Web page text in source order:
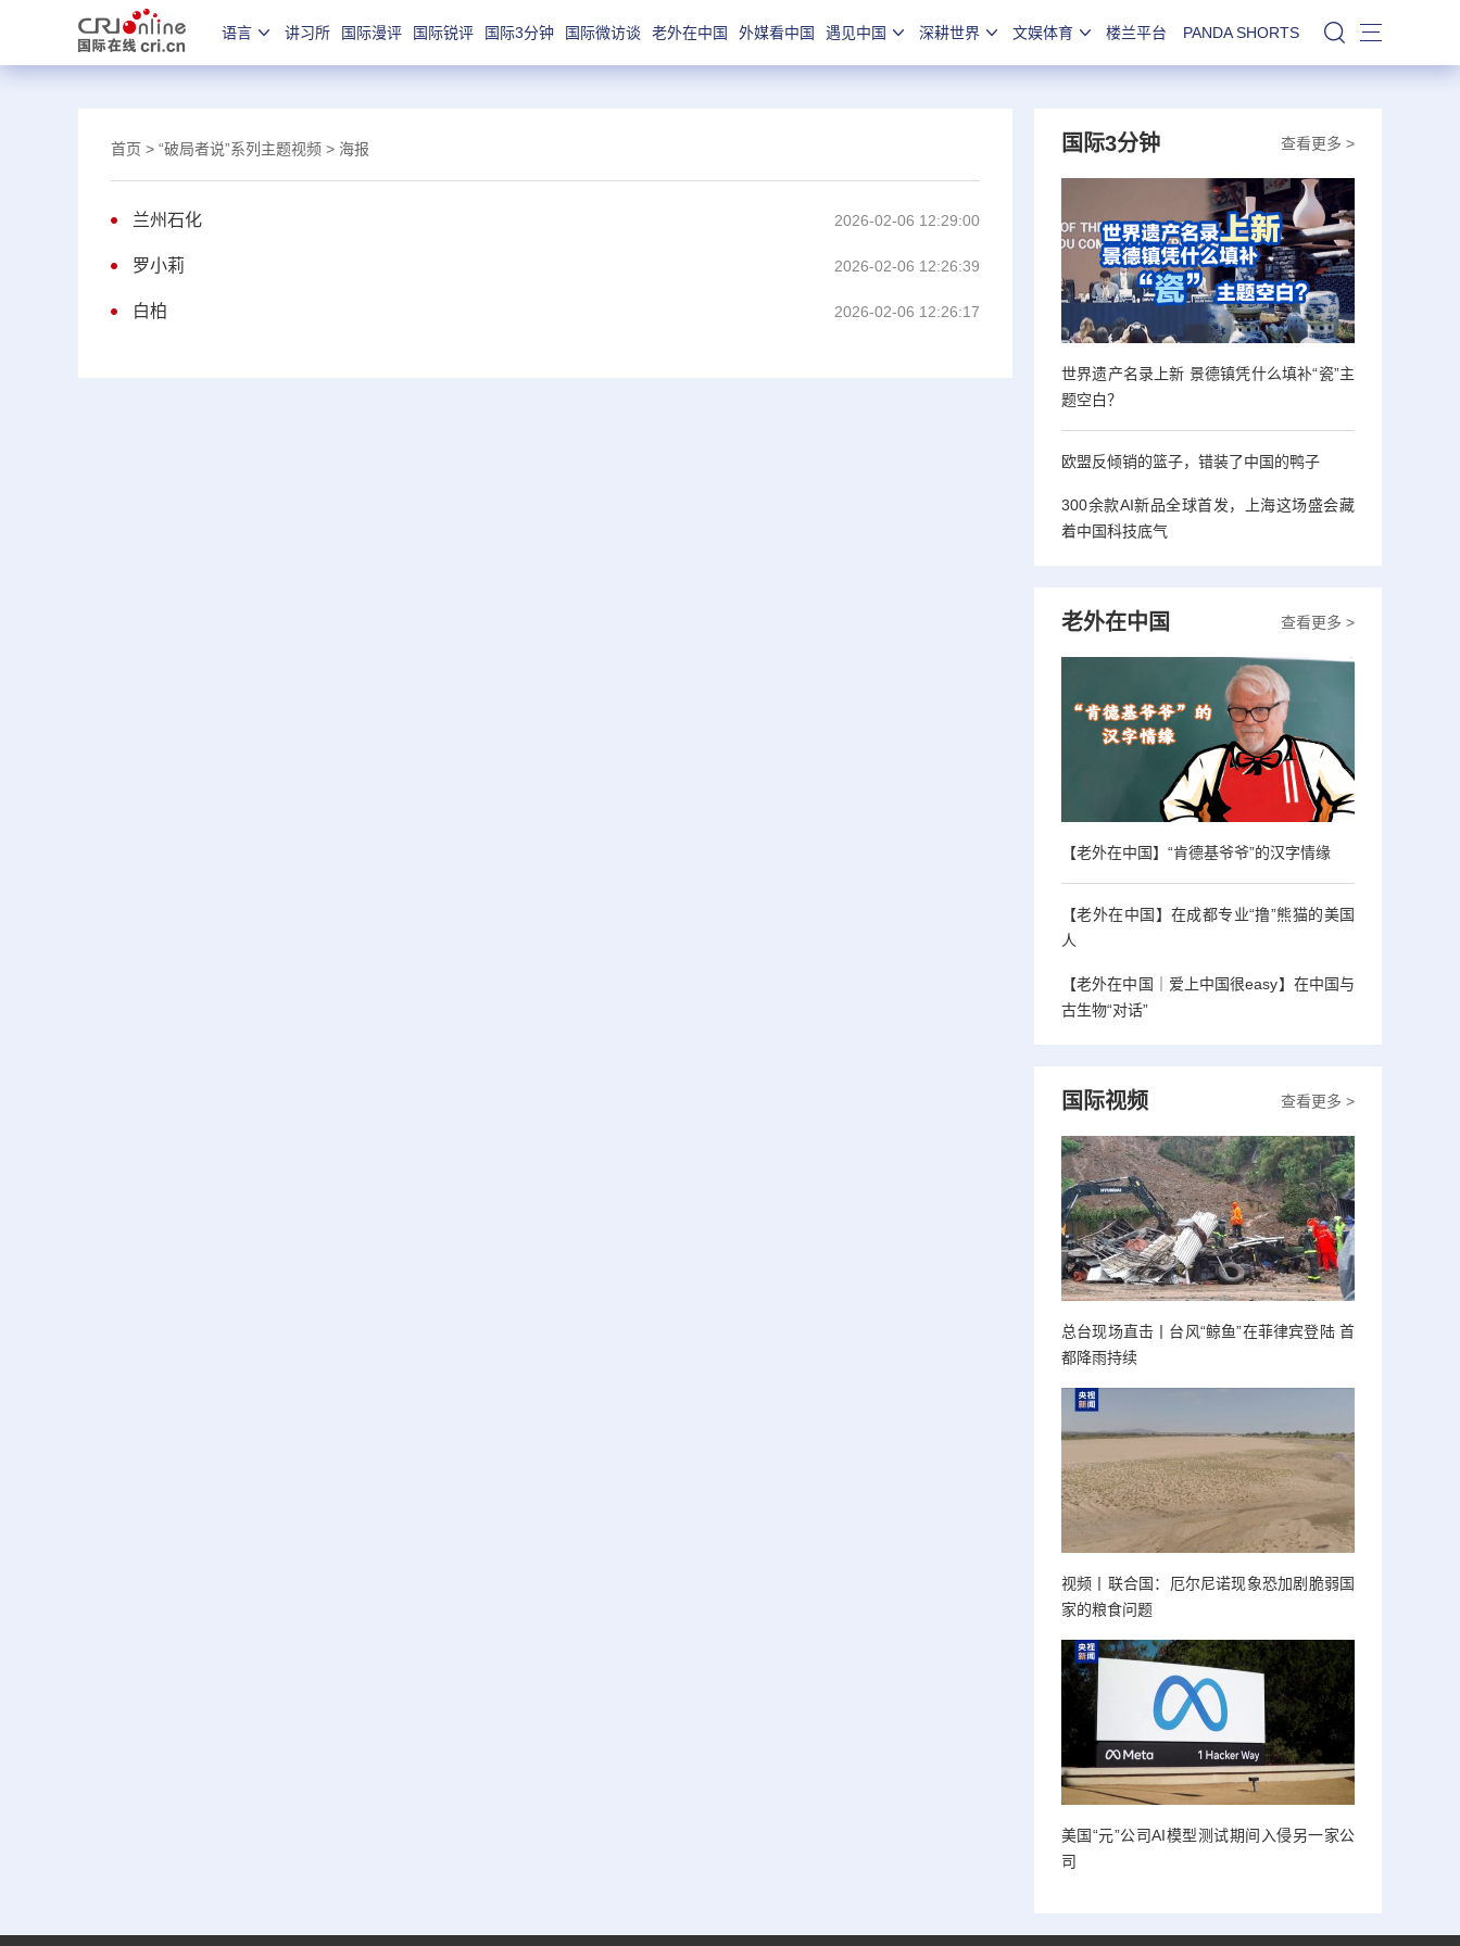
语言 讲习所 国际漫评 国际锐评 国际3分钟 国际微访谈 老外在中国 外媒看中国 遇见中国 深耕世界 文娱体育 楼兰平台 PANDA SHORTS 站内搜索
首页 > “破局者说”系列主题视频 > 海报
兰州石化 2026-02-06 12:29:00
罗小莉 2026-02-06 12:26:39
白柏 2026-02-06 12:26:17
查看更多 >
国际3分钟
世界遗产名录上新 景德镇凭什么填补“瓷”主
题空白？
欧盟反倾销的篮子，错装了中国的鸭子
300余款AI新品全球首发，上海这场盛会藏
着中国科技底气
查看更多 >
老外在中国
【老外在中国】“肯德基爷爷”的汉字情缘
【老外在中国】在成都专业“撸”熊猫的美国
人
【老外在中国｜爱上中国很easy】在中国与
古生物“对话”
查看更多 >
国际视频
总台现场直击丨台风“鲸鱼”在菲律宾登陆 首
都降雨持续
视频丨联合国：厄尔尼诺现象恐加剧脆弱国
家的粮食问题
美国“元”公司AI模型测试期间入侵另一家公
司